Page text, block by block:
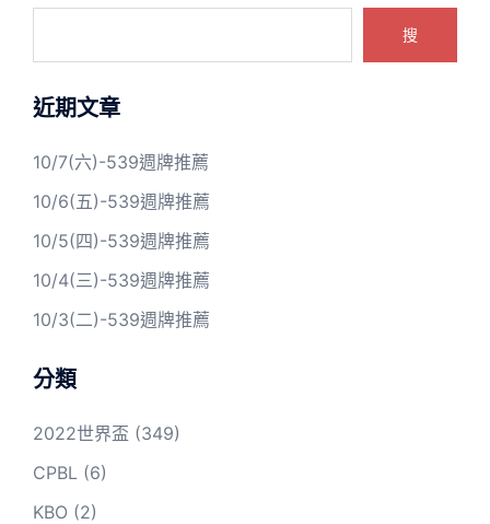
搜
近期文章
10/7(六)-539週牌推薦
10/6(五)-539週牌推薦
10/5(四)-539週牌推薦
10/4(三)-539週牌推薦
10/3(二)-539週牌推薦
分類
2022世界盃 (349)
CPBL (6)
KBO (2)